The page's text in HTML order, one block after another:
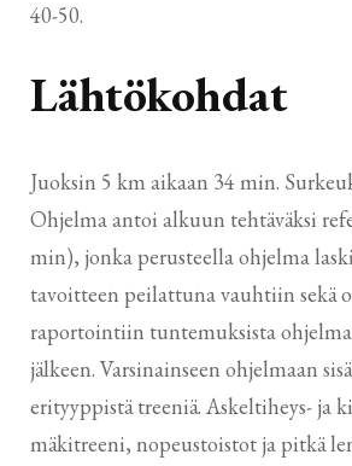
40-50.
Lähtökohdat
Juoksin 5 km aikaan 34 min.
Ohjelma antoi alkuun tehtäväksi
min), jonka perusteella ohjelma
tavoitteen peilattuna vauhtiin sekä
raportointiin tuntemuksista
jälkeen. Varsinainseen ohjelmaan
erityyppistä treeniä. Askeltiheys- ja
mäkitreeni, nopeustoistot ja pitkä